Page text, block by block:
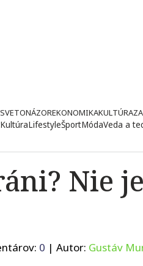
SVETONÁZOREKONOMIKAKULTÚRA
KultúraLifestyleŠportMódaVeda a
Nie je
0 | Autor: Gustáv